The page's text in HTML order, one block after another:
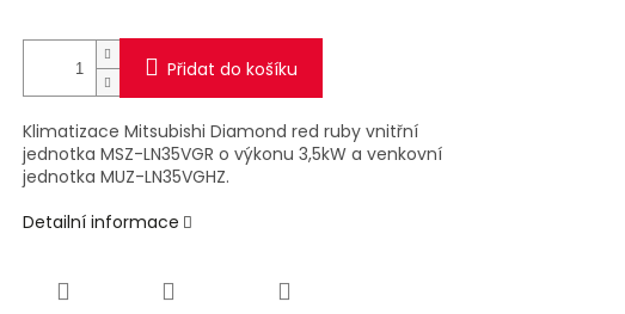
Přidat do košíku
Klimatizace Mitsubishi Diamond red ruby vnitřní
jednotka MSZ-LN35VGR o výkonu 3,5kW a venkovní
jednotka MUZ-LN35VGHZ.
Detailní informace